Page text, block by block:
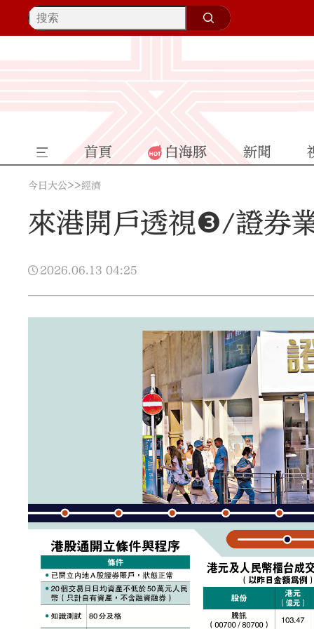
首頁 白海豚 新聞
今日大公>>經濟
來港開戶透視❸/證券
2026.06.13 04:25